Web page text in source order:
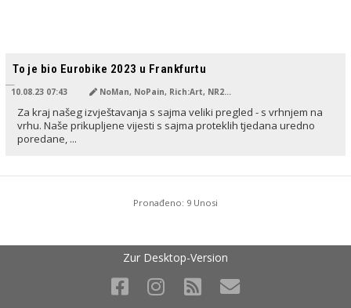
To je bio Eurobike 2023 u Frankfurtu
10.08.23 07:43 NoMan, NoPain, Rich:Art, NR22, Erwin Haiden
Za kraj našeg izvještavanja s sajma veliki pregled - s vrhnjem na
vrhu. Naše prikupljene vijesti s sajma proteklih tjedana uredno
poredane, ...
Pronađeno: 9 Unosi
Zur Desktop-Version